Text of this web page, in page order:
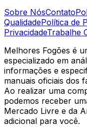
Sobre NósContato
QualidadePolítica de
PrivacidadeTrabalhe
Melhores Fogões é
especializado em
informações e
manuais oficiais dos
Ao realizar uma
podemos receber
Mercado Livre e da
adicional para você.